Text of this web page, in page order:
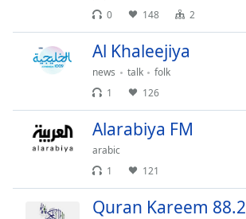
Close
Dialog
window.
0
148 2
Al Khaleejiya
news talk
folk
1
126
Alarabiya FM
arabic
1
121
Quran Kareem 88.2